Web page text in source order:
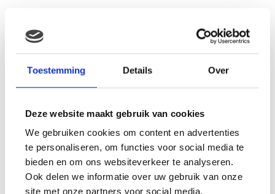
Toestemming Details Over
Deze website maakt gebruik van cookies
We gebruiken cookies om content en advertenties
te personaliseren, om functies voor social media te
bieden en om ons websiteverkeer te analyseren.
Ook delen we informatie over uw gebruik van onze
site met onze partners voor social media,
Gerelateerde producten